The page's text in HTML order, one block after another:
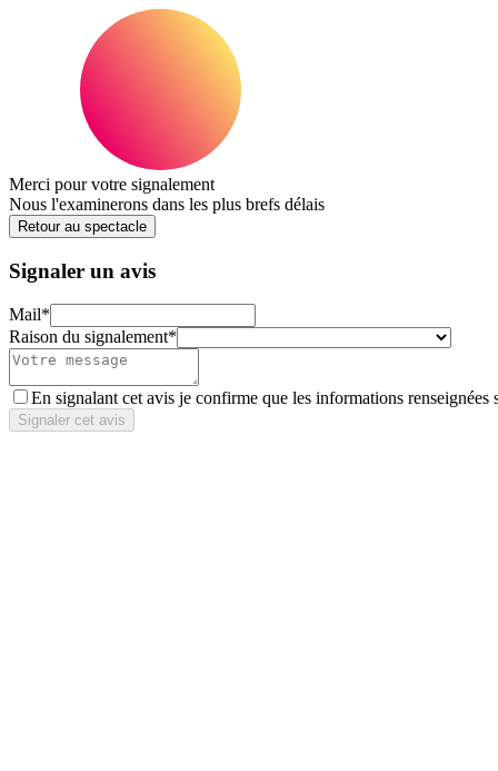
Merci pour votre signalement
Nous l'examinerons dans les plus brefs délais
Retour au spectacle
Signaler un avis
Mail*
Raison du signalement*
En signalant cet avis je confirme que les informations renseignées
Signaler cet avis